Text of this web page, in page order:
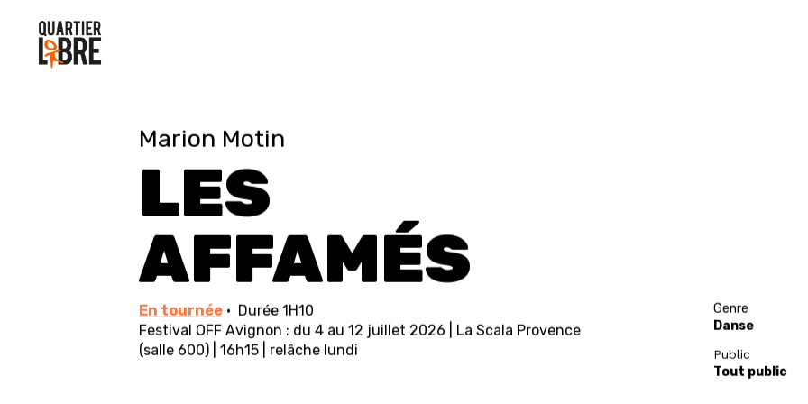
Marion Motin
LES
AFFAMÉS
En tournée· Durée 1H10
Festival OFF Avignon : du 4 au 12 juillet 2026 | La Scala Provence
(salle 600) | 16h15 | relâche lundi
Genre
Danse
Public
Tout public